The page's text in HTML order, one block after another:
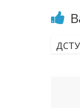
ДСТУ